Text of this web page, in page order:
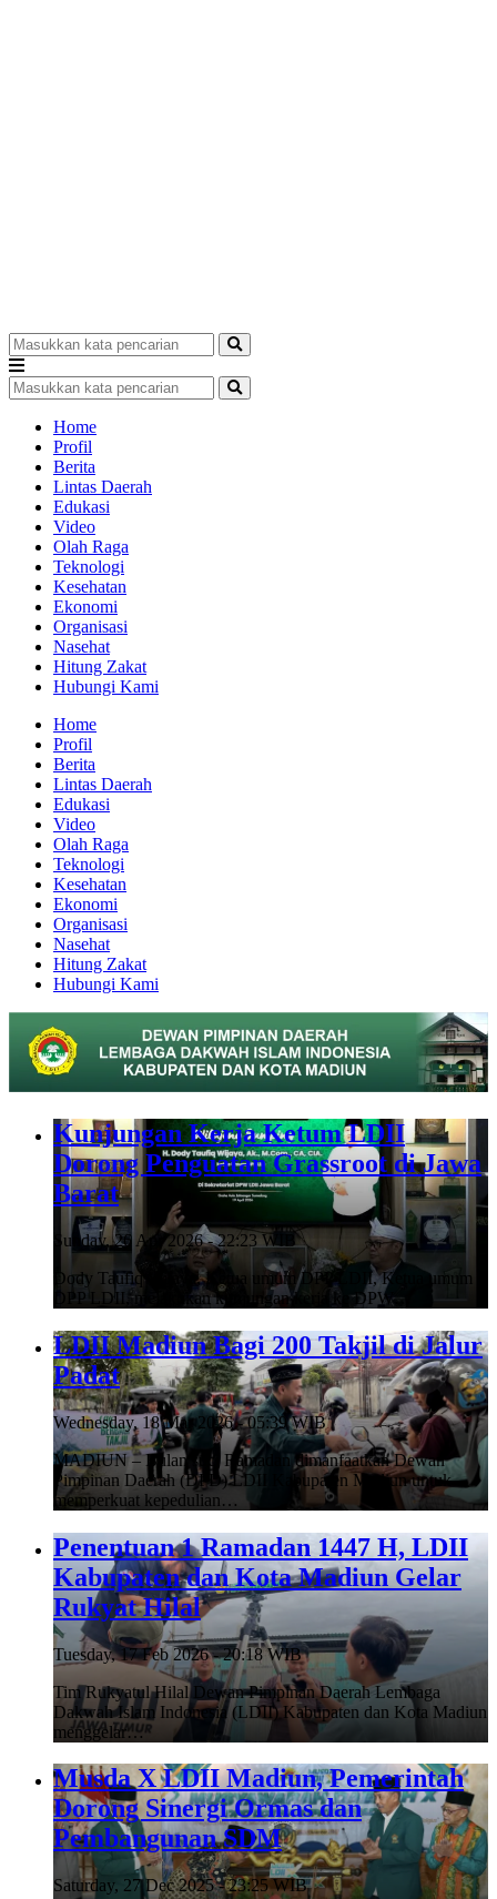
Home
Profil
Berita
Lintas Daerah
Edukasi
Video
Olah Raga
Teknologi
Kesehatan
Ekonomi
Organisasi
Nasehat
Hitung Zakat
Hubungi Kami
Home
Profil
Berita
Lintas Daerah
Edukasi
Video
Olah Raga
Teknologi
Kesehatan
Ekonomi
Organisasi
Nasehat
Hitung Zakat
Hubungi Kami
Kunjungan Kerja Ketum LDII
Dorong Penguatan Grassroot di Jawa
Barat
Sunday, 26 Apr 2026 - 22:23 WIB
Dody Taufiq Wijaya, Ketua umum DPP LDII, Ketua umum
DPP LDII, melakukan kunjungan kerja ke DPW…
LDII Madiun Bagi 200 Takjil di Jalur
Padat
Wednesday, 18 Mar 2026 - 05:39 WIB
MADIUN – Bulan suci Ramadan dimanfaatkan Dewan
Pimpinan Daerah (DPD) LDII Kabupaten Madiun untuk
memperkuat kepedulian…
Penentuan 1 Ramadan 1447 H, LDII
Kabupaten dan Kota Madiun Gelar
Rukyat Hilal
Tuesday, 17 Feb 2026 - 20:18 WIB
Tim Rukyatul Hilal Dewan Pimpinan Daerah Lembaga
Dakwah Islam Indonesia (LDII) Kabupaten dan Kota Madiun
menggelar…
Musda X LDII Madiun, Pemerintah
Dorong Sinergi Ormas dan
Pembangunan SDM
Saturday, 27 Dec 2025 - 23:25 WIB